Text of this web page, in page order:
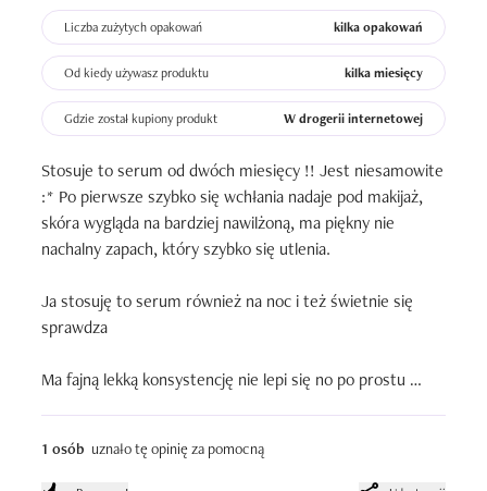
Liczba zużytych opakowań kilka opakowań
Od kiedy używasz produktu kilka miesięcy
Gdzie został kupiony produkt W drogerii internetowej
Stosuje to serum od dwóch miesięcy !! Jest niesamowite
:* Po pierwsze szybko się wchłania nadaje pod makijaż,
skóra wygląda na bardziej nawilżoną, ma piękny nie
nachalny zapach, który szybko się utlenia.
Ja stosuję to serum również na noc i też świetnie się
sprawdza
Ma fajną lekką konsystencję nie lepi się no po prostu
Duży plus za śliczną szatę graficzną opakowania ❤️
1 osób uznało tę opinię za pomocną